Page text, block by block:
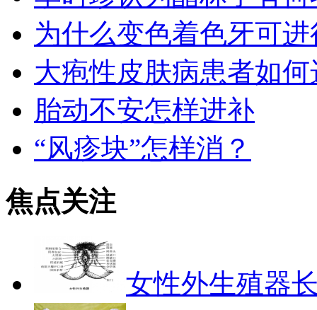
为什么变色着色牙可进
大疱性皮肤病患者如何
胎动不安怎样进补
“风疹块”怎样消？
焦点关注
女性外生殖器